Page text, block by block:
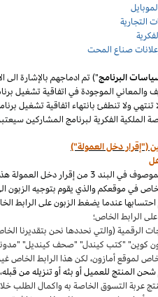
التجارية
صناع المحت
البرنامج") تم ادماجهم بالإشارة
والمعاني الموجودة في اتفاقية تشغيل
الملكية الفكرية لبرنامج المشاركين
("إقرار دخل العمولة")
بالاتصال مع المشتريات المؤهلة
في موقعكم والذي يقوم بتوجيه الزبون
احتسابها عندما يضغط الزبون على الرابط
الرقمية (والتي نحددها نحن بتقديرنا
كوين" "كتب كيندل" "صحف كينديل"
لموقع أمازون،لكن هذا الرابط الخاص
الطلب خلال 89 يوما كموعد أقصاه بعد الضغط على الرابط الخاص